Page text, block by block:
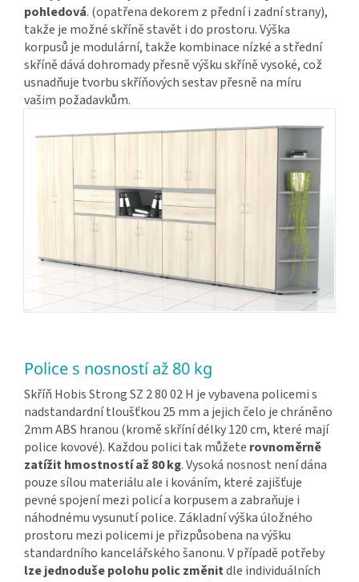
pohledová. (opatřena dekorem z přední i zadní strany),
takže je možné skříně stavět i do prostoru. Výška
korpusů je modulární, takže kombinace nízké a střední
skříně dává dohromady přesně výšku skříně vysoké, což
usnadňuje tvorbu skříňových sestav přesně na míru
vašim požadavkům.
Police s nosností až 80 kg
Skříň Hobis Strong SZ 2 80 02 H je vybavena policemi s
nadstandardní tloušťkou 25 mm a jejich čelo je chráněno
2mm ABS hranou (kromě skříní délky 120 cm, které mají
police kovové). Každou polici tak můžete rovnoměrně
zatížit hmostností až 80 kg. Vysoká nosnost není dána
pouze sílou materiálu ale i kováním, které zajišťuje
pevné spojení mezi policí a korpusem a zabraňuje i
náhodnému vysunutí police. Základní výška úložného
prostoru mezi policemi je přizpůsobena na výšku
standardního kancelářského šanonu. V případě potřeby
lze jednoduše polohu polic změnitdle individuálních